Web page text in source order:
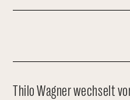
Thilo Wagner wechselt